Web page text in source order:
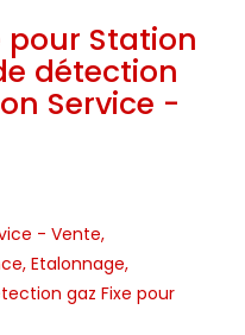
pour Station
détection
Service -